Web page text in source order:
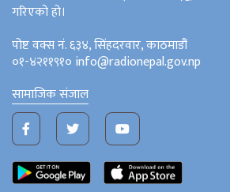
गरिएको हो।
पोष्ट वक्स नं. ६३४, सिंहदरवार, काठमाडौं
०१-४२११९१० info@radionepal.gov.np
सामाजिक संजाल